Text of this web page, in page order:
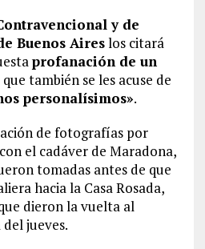
y de
Buenos Aireslos citará
profanación de un
también se les acuse de
personalísimos».
de fotografías por
el cadáver de Maradona,
tomadas antes de que
hacia la Casa Rosada,
dieron la vuelta al
jueves.